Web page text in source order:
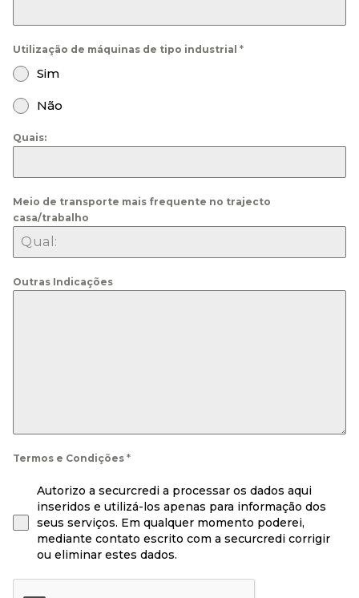
Utilização de máquinas de tipo industrial *
Sim
Não
Quais:
Meio de transporte mais frequente no trajecto
casa/trabalho
Outras Indicações
Termos e Condições *
Autorizo a securcredi a processar os dados aqui
inseridos e utilizá-los apenas para informação dos
seus serviços. Em qualquer momento poderei,
mediante contato escrito com a securcredi corrigir
ou eliminar estes dados.